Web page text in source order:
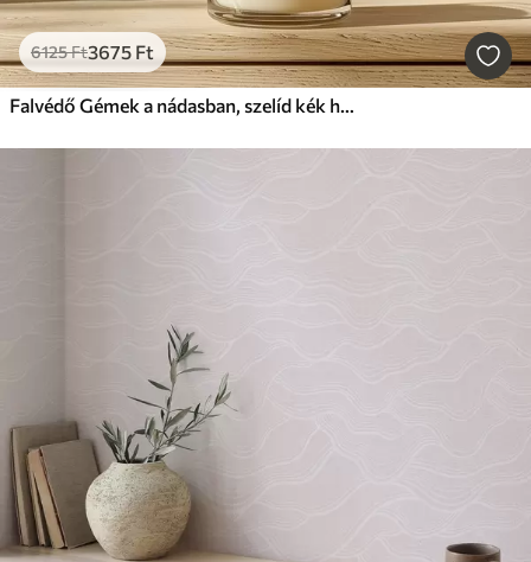
6125Ft3675 Ft
Falvédő Gémek a nádasban, szelíd kék háttér előtt